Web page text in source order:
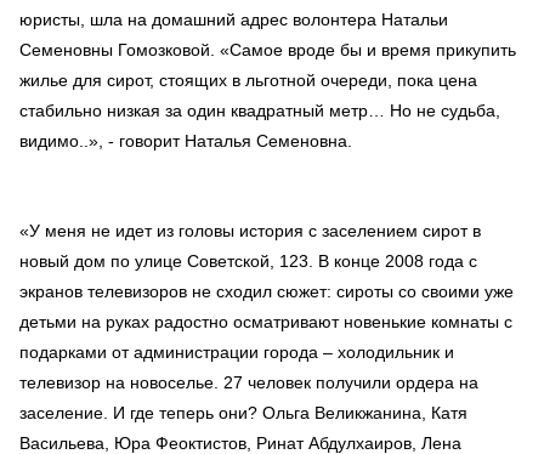
юристы, шла на домашний адрес волонтера Натальи
Семеновны Гомозковой. «Самое вроде бы и время прикупить
жилье для сирот, стоящих в льготной очереди, пока цена
стабильно низкая за один квадратный метр… Но не судьба,
видимо..», - говорит Наталья Семеновна.
«У меня не идет из головы история с заселением сирот в
новый дом по улице Советской, 123. В конце 2008 года с
экранов телевизоров не сходил сюжет: сироты со своими уже
детьми на руках радостно осматривают новенькие комнаты с
подарками от администрации города – холодильник и
телевизор на новоселье. 27 человек получили ордера на
заселение. И где теперь они? Ольга Великжанина, Катя
Васильева, Юра Феоктистов, Ринат Абдулхаиров, Лена